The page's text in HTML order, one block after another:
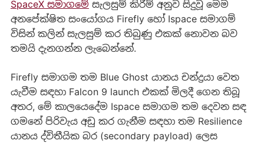
SpaceX සමාගමේ සැලසුම් කිරීම් අනුව සිදුවූ මෙම
අනපේක්ෂිත සංයෝගය Firefly හෝ Ispace සමාගම්
විසින් කලින් සැලසුම් කර තිබුණු එකක් නොවන බව
තමයි දැනගන්න ලැබෙන්නේ.
Firefly සමාගම තම Blue Ghost යානය චන්ද්‍රයා වෙත
යැවීම සඳහා Falcon 9 launch එකක් මිලදී ගෙන තිබූ
අතර, මේ කාලයෙදේම Ispace සමාගම තම දෙවන සඳ
ගමනේ පිරිවැය අඩු කර ගැනීම සඳහා තම Resilience
යානය ද්විතීයික බර (secondary payload) ලෙස